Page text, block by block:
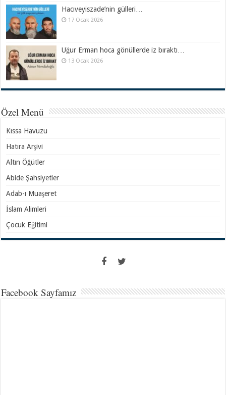
Hacıveyiszade’nin gülleri…
17 Ocak 2026
Uğur Erman hoca gönüllerde iz bıraktı…
13 Ocak 2026
Özel Menü
Kıssa Havuzu
Hatıra Arşivi
Altın Öğütler
Abide Şahsiyetler
Adab-ı Muaşeret
İslam Alimleri
Çocuk Eğitimi
Facebook Sayfamız